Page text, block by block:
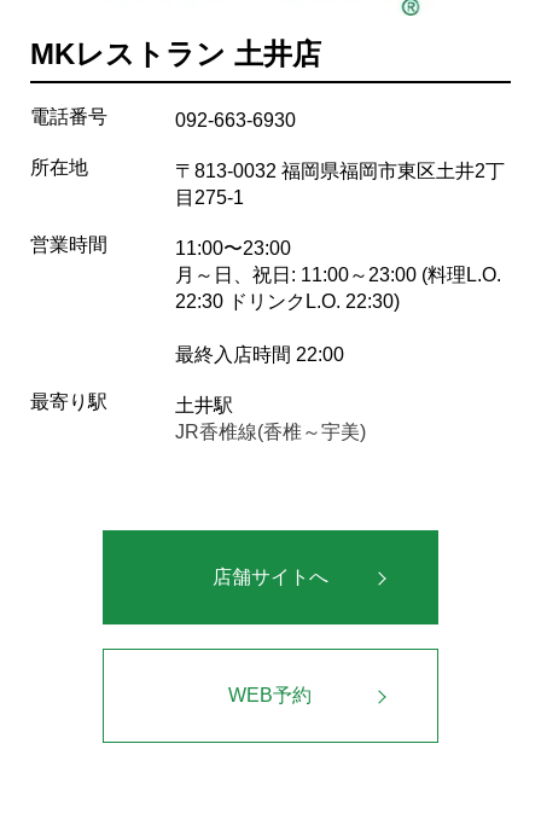
MKレストラン 土井店
電話番号 092-663-6930
所在地
〒813-0032 福岡県福岡市東区土井2丁
目275-1
営業時間
11:00〜23:00
月～日、祝日: 11:00～23:00 (料理L.O.
22:30 ドリンクL.O. 22:30)
最終入店時間 22:00
最寄り駅
土井駅
JR香椎線(香椎～宇美)
店舗サイトへ
WEB予約